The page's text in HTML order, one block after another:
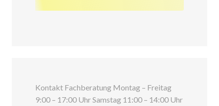
Kontakt Fachberatung Montag – Freitag
9:00 – 17:00 Uhr Samstag 11:00 – 14:00 Uhr